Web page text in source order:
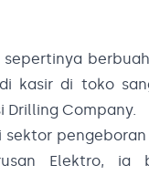
kasir di toko
Drilling Company.
pengeboran
Elektro, ia